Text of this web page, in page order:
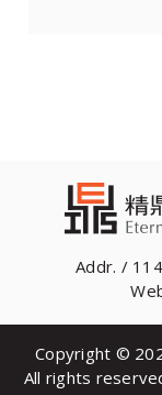
Addr. /
Copyright ©
All